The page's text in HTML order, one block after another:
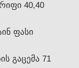
40,40
ფასი
გაცემა 71